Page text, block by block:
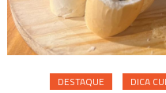
DESTAQUE DICA